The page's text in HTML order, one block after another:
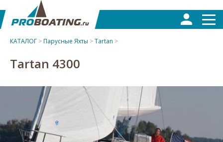
КАТАЛОГ >Парусные Яхты >Tartan >
Tartan 4300